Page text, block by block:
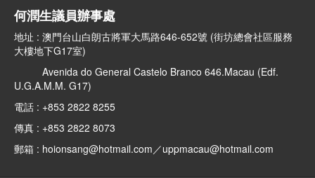
何潤生議員辦事處
地址 : 澳門台山白朗古將軍大馬路646-652號 (街坊總會社區服務
大樓地下G17室)
Avenida do General Castelo Branco 646.Macau (Edf.
U.G.A.M.M. G17)
電話 : +853 2822 8255
傳真 : +853 2822 8073
郵箱 : hoionsang@hotmail.com／uppmacau@hotmail.com